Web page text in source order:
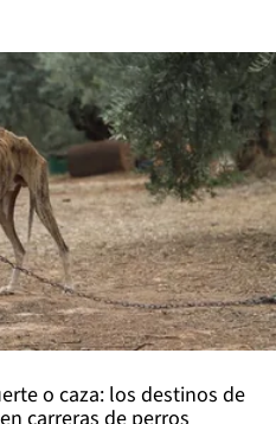
o caza: los destinos de